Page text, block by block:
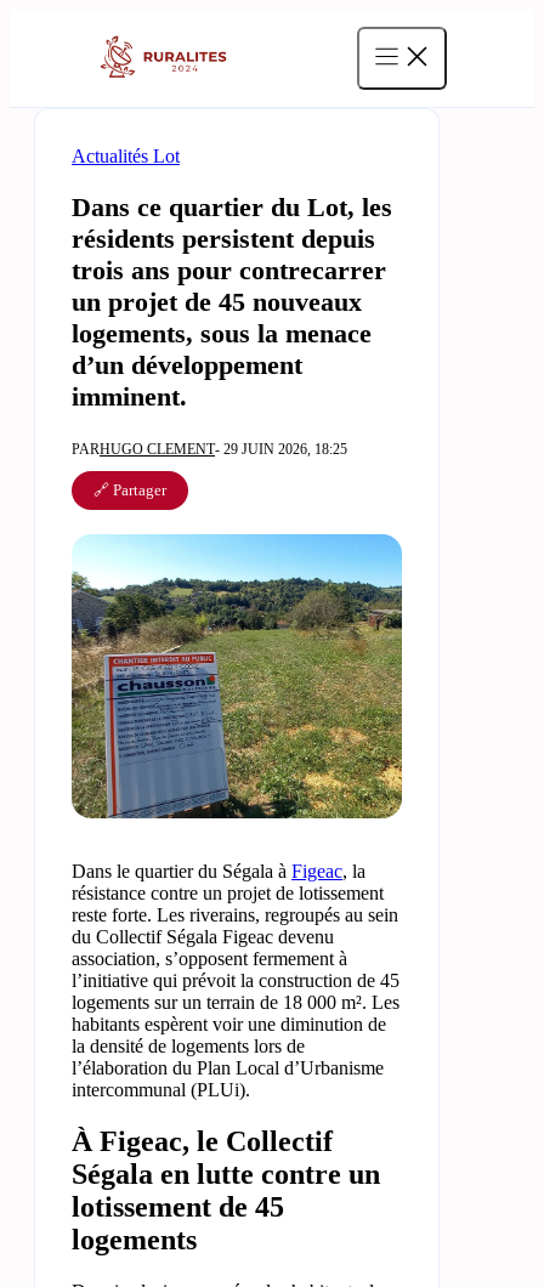
Actualités Lot
Dans ce quartier du Lot, les
résidents persistent depuis
trois ans pour contrecarrer
un projet de 45 nouveaux
logements, sous la menace
d’un développement
imminent.
PARHUGO CLEMENT- 29 JUIN 2026, 18:25
🔗 Partager
Dans le quartier du Ségala à Figeac, la
résistance contre un projet de lotissement
reste forte. Les riverains, regroupés au sein
du Collectif Ségala Figeac devenu
association, s’opposent fermement à
l’initiative qui prévoit la construction de 45
logements sur un terrain de 18 000 m². Les
habitants espèrent voir une diminution de
la densité de logements lors de
l’élaboration du Plan Local d’Urbanisme
intercommunal (PLUi).
À Figeac, le Collectif
Ségala en lutte contre un
lotissement de 45
logements